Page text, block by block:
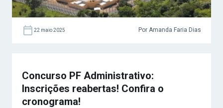
22 maio 2025 Por Amanda Faria Dias
Concurso PF Administrativo:
Inscrições reabertas! Confira o
cronograma!